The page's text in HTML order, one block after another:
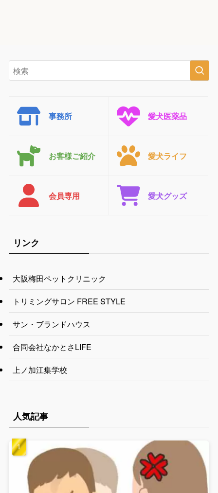
事務所 愛犬医薬品
お客様ご紹介 愛犬ライフ
会員専用 愛犬グッズ
リンク
大阪梅田ペットクリニック
トリミングサロン FREE STYLE
サン・ブランドハウス
合同会社なかとさLIFE
上ノ加江集学校
人気記事